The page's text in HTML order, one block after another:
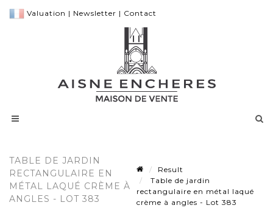
Valuation | Newsletter | Contact
TABLE DE JARDIN
RECTANGULAIRE EN
MÉTAL LAQUÉ CRÈME À
ANGLES - LOT 383
Result
Table de jardin
rectangulaire en métal laqué
crème à angles - Lot 383